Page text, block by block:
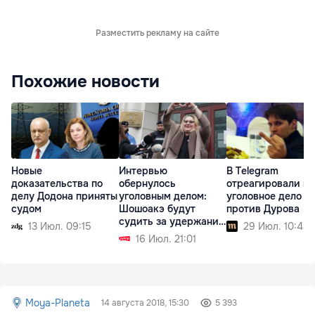
Разместить рекламу на сайте
Похожие новости
Новые
доказательства по
делу Додона приняты
судом
13 Июл. 09:15
Интервью
обернулось
уголовным делом:
Шошоакэ будут
судить за удержание
журналистов
16 Июл. 21:01
В Telegram
отреагировали на
уголовное дело
против Дурова
29 Июл. 10:48
Moya-Planeta 14 августа 2018, 15:30 5 393